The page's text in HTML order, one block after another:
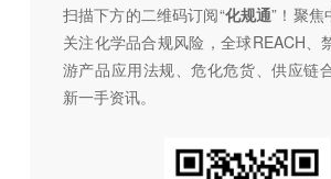
扫描下方的二维码订阅“化规通”！聚焦
关注化学品合规风险，全球REACH、
游产品应用法规、危化危货、供应链
新一手资讯。